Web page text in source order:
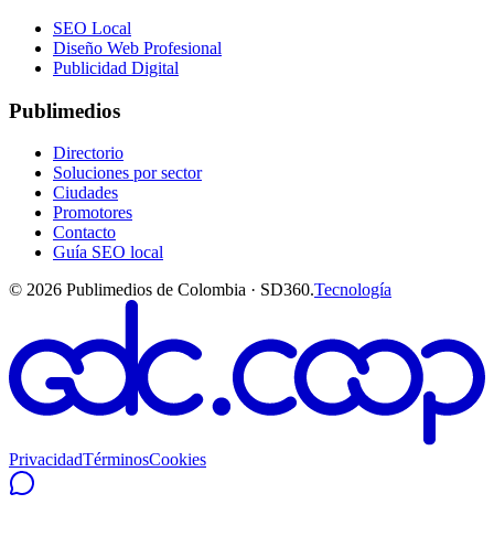
SEO Local
Diseño Web Profesional
Publicidad Digital
Publimedios
Directorio
Soluciones por sector
Ciudades
Promotores
Contacto
Guía SEO local
© 2026 Publimedios de Colombia · SD360.Tecnología
PrivacidadTérminosCookies